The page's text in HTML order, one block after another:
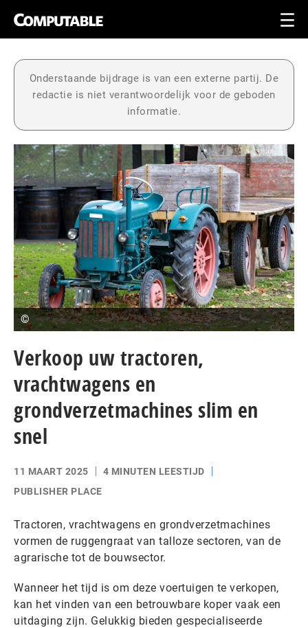
Onderstaande bijdrage is van een externe partij. De
redactie is niet verantwoordelijk voor de geboden
informatie.
©
Verkoop uw tractoren,
vrachtwagens en
grondverzetmachines slim en
snel
11 MAART 2025
4 MINUTEN LEESTIJD
PUBLISHER PLACE
Tractoren, vrachtwagens en grondverzetmachines
vormen de ruggengraat van talloze sectoren, van de
agrarische tot de bouwsector.
Wanneer het tijd is om deze voertuigen te verkopen,
kan het vinden van een betrouwbare koper vaak een
uitdaging zijn. Gelukkig bieden gespecialiseerde